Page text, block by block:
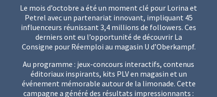
Le mois d’octobre a été un moment clé pour Lorina et
Petrel avec un partenariat innovant, impliquant 45
influenceurs réunissant 3,4 millions de followers. Ces
derniers ont eu l’opportunité de découvrir La
Consigne pour Réemploi au magasin U d’Oberkampf.
Au programme : jeux-concours interactifs, contenus
éditoriaux inspirants, kits PLV en magasin et un
événement mémorable autour de la limonade. Cette
campagne a généré des résultats impressionnants :